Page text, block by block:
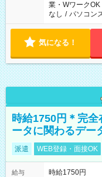
業・WワークOK
なし / パソコン
気になる！
時給1750円＊完
ータに関わるデー
派遣 WEB登録・面接OK
給与
時給1750円